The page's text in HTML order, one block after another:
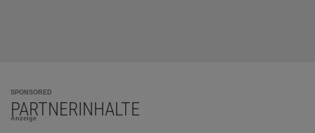
SPONSORED
PARTNERINHALTE
Anzeige